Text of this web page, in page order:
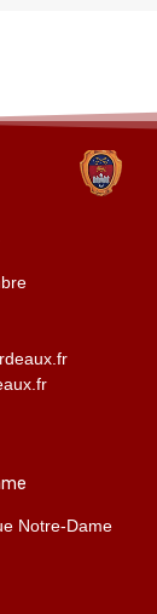
Notre-Dame